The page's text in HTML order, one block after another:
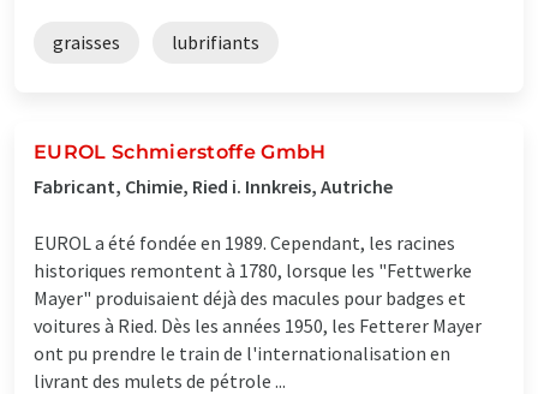
graisses lubrifiants
EUROL Schmierstoffe GmbH
Fabricant, Chimie, Ried i. Innkreis, Autriche
EUROL a été fondée en 1989. Cependant, les racines
historiques remontent à 1780, lorsque les "Fettwerke
Mayer" produisaient déjà des macules pour badges et
voitures à Ried. Dès les années 1950, les Fetterer Mayer
ont pu prendre le train de l'internationalisation en
livrant des mulets de pétrole ...